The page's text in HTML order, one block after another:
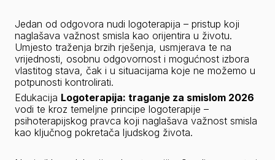
Jedan od odgovora nudi logoterapija – pristup koji
naglašava važnost smisla kao orijentira u životu.
Umjesto traženja brzih rješenja, usmjerava te na
vrijednosti, osobnu odgovornost i mogućnost izbora
vlastitog stava, čak i u situacijama koje ne možemo u
potpunosti kontrolirati.
Edukacija Logoterapija: traganje za smislom 2026
vodi te kroz temeljne principe logoterapije –
psihoterapijskog pravca koji naglašava važnost smisla
kao ključnog pokretača ljudskog života.